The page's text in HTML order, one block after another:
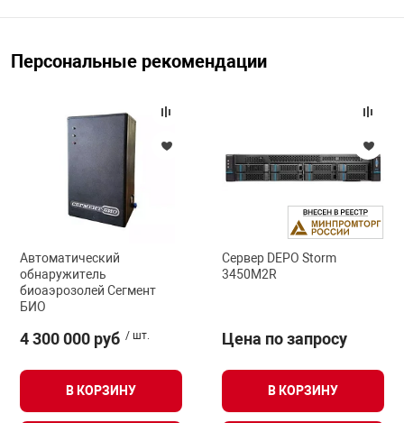
Персональные рекомендации
Автоматический
обнаружитель
биоаэрозолей Сегмент
БИО
4 300 000 руб / шт.
В КОРЗИНУ
Сервер DEPO Storm
3450M2R
Цена по запросу
В КОРЗИНУ